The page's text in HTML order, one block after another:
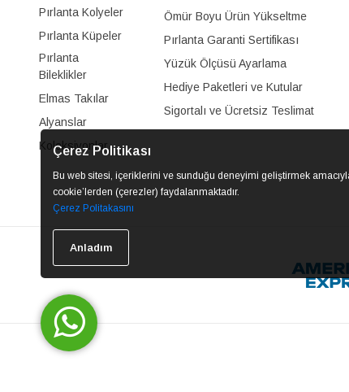
Çerez Politikası
Bu web sitesi, içeriklerini ve sunduğu deneyimi geliştirmek
cookie’lerden (çerezler) faydalanmaktadır.
Çerez Politakasını
Anladım
Pırlanta Kolyeler
Pırlanta Küpeler
Pırlanta
Bileklikler
Elmas Takılar
Alyanslar
Koleksiyonlar
Ömür Boyu Ürün Yükseltme
Pırlanta Garanti Sertifikası
Yüzük Ölçüsü Ayarlama
Hediye Paketleri ve Kutular
Sigortalı ve Ücretsiz Teslimat